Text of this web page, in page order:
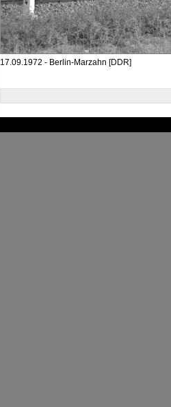
17.09.1972 - Berlin-Marzahn [DDR]